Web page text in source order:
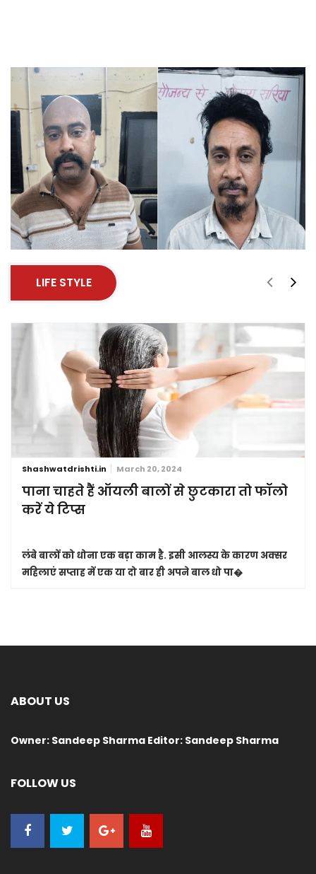
LIFE STYLE
Shashwatdrishti.in March 20, 2024
पाना चाहते हैं ऑयली बालों से छुटकारा तो फॉलो
करें ये टिप्स
लंबे बालों को धोना एक बड़ा काम है. इसी आलस्य के कारण अक्सर
महिलाएं सप्ताह में एक या दो बार ही अपने बाल धो पा�
ABOUT US
Owner: Sandeep Sharma Editor: Sandeep Sharma
FOLLOW US